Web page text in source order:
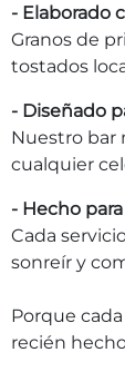
- Elaborado
Granos de
tostados
- Diseñado
Nuestro bar
cualquier
- Hecho
Cada
sonreír y
Porque
recién